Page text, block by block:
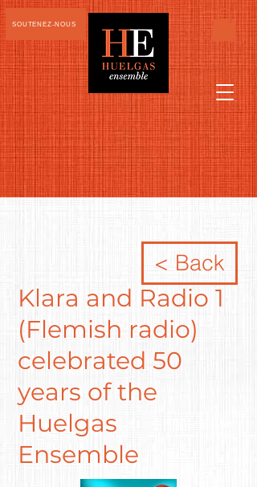
SOUTENEZ-NOUS
< Back
Klara and Radio 1
(Flemish radio)
celebrated 50
years of the
Huelgas
Ensemble